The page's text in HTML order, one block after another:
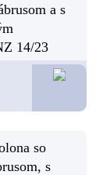
a s
14/23
so
s